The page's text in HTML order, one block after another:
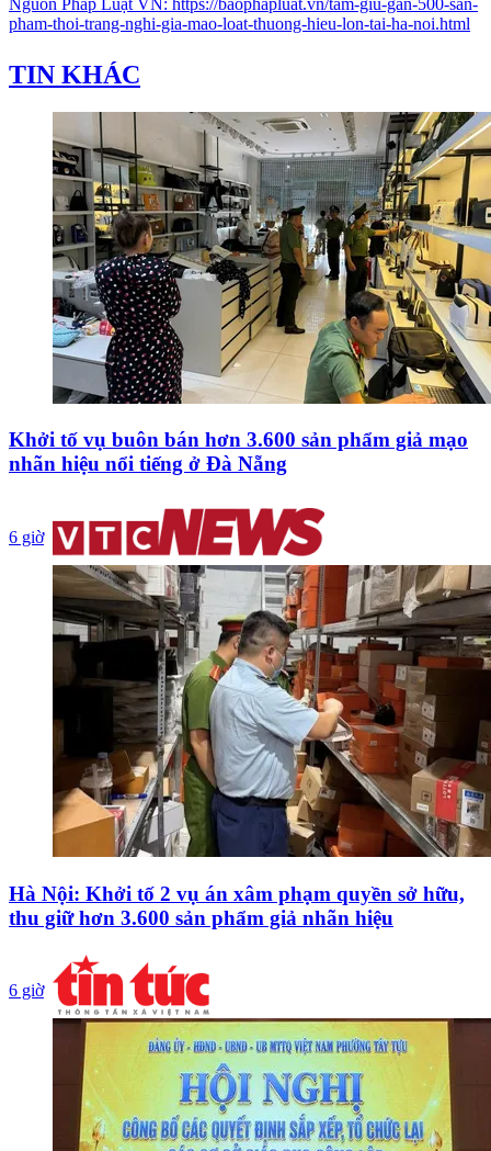
pham-thoi-trang-nghi-gia-mao-loat-thuong-hieu-lon-tai-ha-noi.html
TIN KHÁC
Khởi tố vụ buôn bán hơn 3.600 sản phẩm giả mạo
nhãn hiệu nổi tiếng ở Đà Nẵng
6 giờ
Hà Nội: Khởi tố 2 vụ án xâm phạm quyền sở hữu,
thu giữ hơn 3.600 sản phẩm giả nhãn hiệu
6 giờ